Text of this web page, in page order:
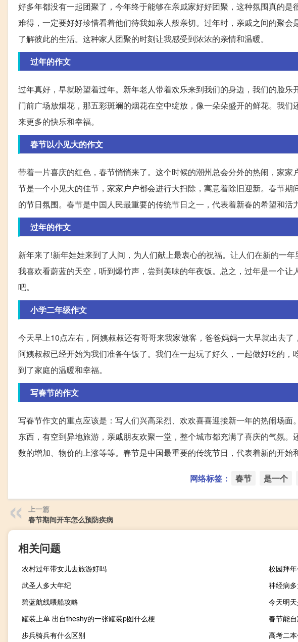
好多年都没有一起团聚了，今年终于能够在亲戚家好好团聚，这种氛围真的
难得，一定要好好珍惜看着他们待我如亲人般亲切。过年时，亲戚之间的聚
了解彼此的生活。这种家人团聚的时刻让我感受到浓浓的亲情和温暖。
过年的作文
过年真好，早就盼望着过年。新年老人带着欢乐来到我们的身边，我们的脸
门前广场放烟花，那五彩斑斓的烟花在空中绽放，像一朵朵盛开的鲜花。我
来更多的快乐和幸福。
春节以小见大的作文
带着一片喜庆的红色，春节悄悄来了。这个时候的潮州总会分外的热闹，家
节是一个小见大的佳节，家家户户都会进行大扫除，寓意着除旧迎新。春节
的节日氛围。春节是中国人民最重要的传统节日之一，代表着新春的希望和活力
过年的作文
新年来了!新年娃娃来到了人间，为人们献上最衷心的祝福。让人们在新的一
我喜欢看蔚蓝的天空，听到爆竹声，尝到美味的年夜饭。总之，过年是一个
吧。
小学二年级作文
今天早上10点左右，阿姨叔叔还有哥哥来我家做客，爸爸妈妈一大早就出去
阿姨叔叔已经开始为我们准备午饭了。我们在一起玩了好久，一起做好吃的
到了家庭的温暖和幸福。
写春节的作文
写春节作文的重点应该是：写人们兴高采烈、欢欢喜喜迎接新一年的热闹场
东西，有空到异地旅游，亲戚朋友欢聚一堂，整个城市都充满了喜庆的气氛
数的增加、物价的上涨等等。春节是中国最重要的传统节日，代表着新的开始
网络标签： 春节 是一个
上一篇
春节期间开车怎么预防疾病
相关问题
农村过年带女儿去旅游好吗
校园拜
武圣人多大年纪
神经病
碧蓝航线喂船攻略
今天明
罐装上单 出自theshy的一张罐装p图什么梗
春节能
步兵骑兵有什么区别
高考二